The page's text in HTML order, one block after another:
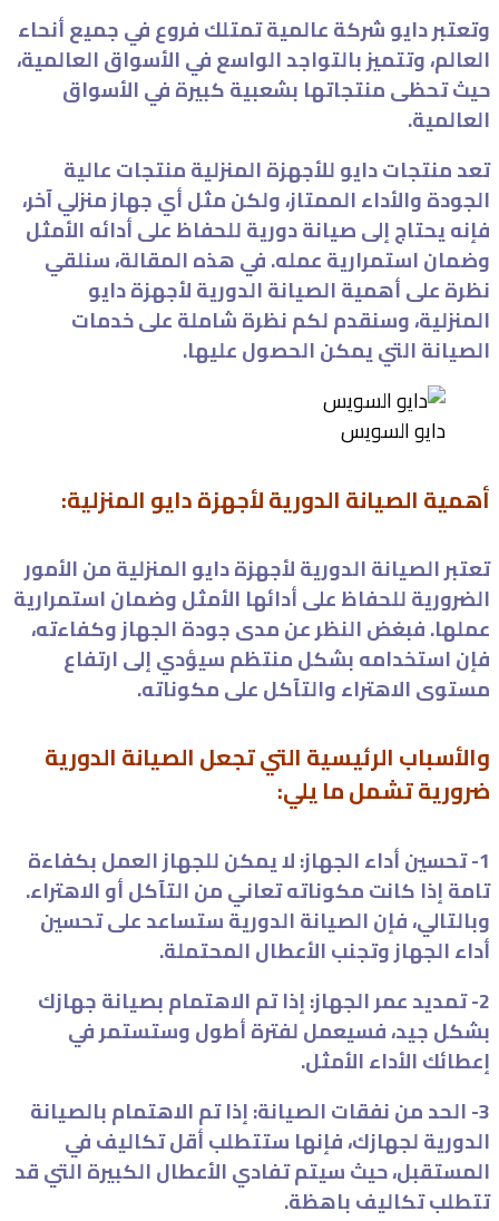
وتعتبر دايو شركة عالمية تمتلك فروع في جميع أنحاء
العالم، وتتميز بالتواجد الواسع في الأسواق العالمية،
حيث تحظى منتجاتها بشعبية كبيرة في الأسواق
العالمية.
تعد منتجات دايو للأجهزة المنزلية منتجات عالية
الجودة والأداء الممتاز، ولكن مثل أي جهاز منزلي آخر،
فإنه يحتاج إلى صيانة دورية للحفاظ على أدائه الأمثل
وضمان استمرارية عمله. في هذه المقالة، سنلقي
نظرة على أهمية الصيانة الدورية لأجهزة دايو
المنزلية، وسنقدم لكم نظرة شاملة على خدمات
الصيانة التي يمكن الحصول عليها.
دايو السويس
أهمية الصيانة الدورية لأجهزة دايو المنزلية:
تعتبر الصيانة الدورية لأجهزة دايو المنزلية من الأمور
الضرورية للحفاظ على أدائها الأمثل وضمان استمرارية
عملها. فبغض النظر عن مدى جودة الجهاز وكفاءته،
فإن استخدامه بشكل منتظم سيؤدي إلى ارتفاع
مستوى الاهتراء والتآكل على مكوناته.
والأسباب الرئيسية التي تجعل الصيانة الدورية
ضرورية تشمل ما يلي:
1- تحسين أداء الجهاز: لا يمكن للجهاز العمل بكفاءة
تامة إذا كانت مكوناته تعاني من التآكل أو الاهتراء.
وبالتالي، فإن الصيانة الدورية ستساعد على تحسين
أداء الجهاز وتجنب الأعطال المحتملة.
2- تمديد عمر الجهاز: إذا تم الاهتمام بصيانة جهازك
بشكل جيد، فسيعمل لفترة أطول وستستمر في
إعطائك الأداء الأمثل.
3- الحد من نفقات الصيانة: إذا تم الاهتمام بالصيانة
الدورية لجهازك، فإنها ستتطلب أقل تكاليف في
المستقبل، حيث سيتم تفادي الأعطال الكبيرة التي قد
تتطلب تكاليف باهظة.